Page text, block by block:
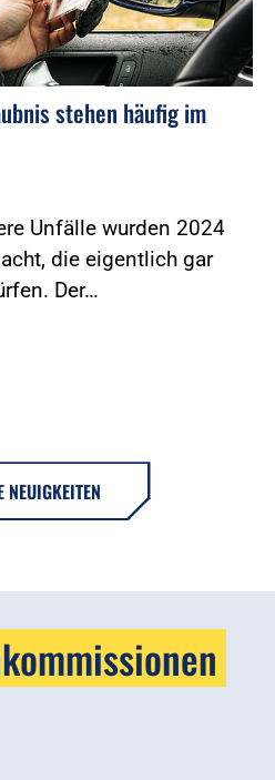
stehen häufig im
Unfälle wurden 2024
die eigentlich gar
Der…
NEUIGKEITEN